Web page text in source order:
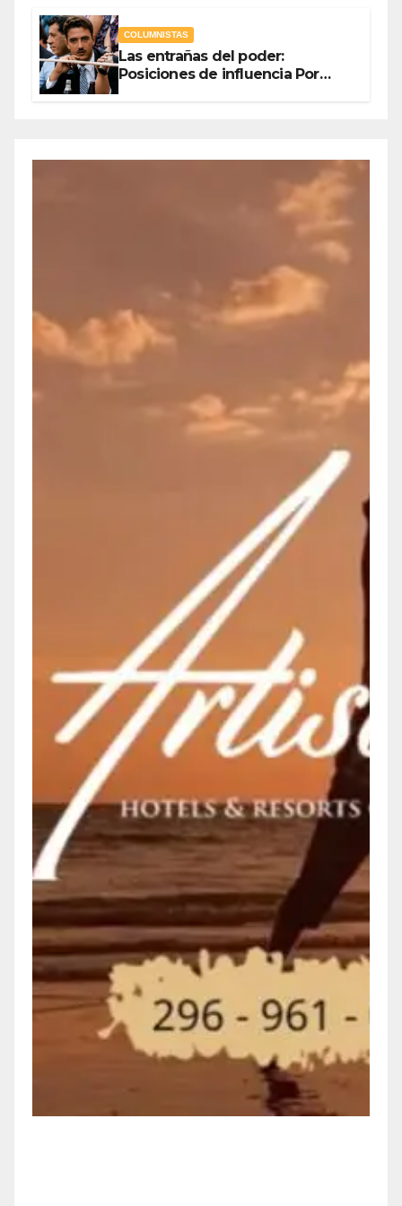
COLUMNISTAS
Las entrañas del poder:
Posiciones de influencia Por